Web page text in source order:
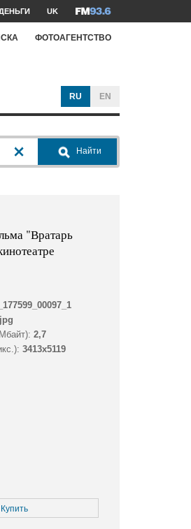
UK
ФОТОАГЕНТСТВО
RU EN
Найти
"Вратарь
jpg
2,7
3413x5119
Купить